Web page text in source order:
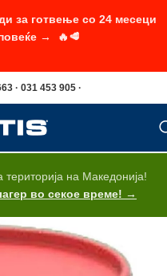
· 031 453 905 ·
на Македонија!
во секое време! →
за готвење со 24 месеци
→ 🔥🥩